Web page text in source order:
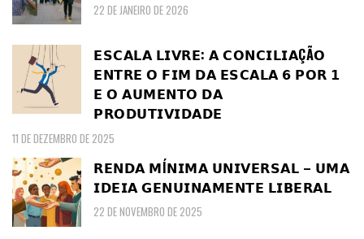
22 DE JANEIRO DE 2026
𝗘𝗦𝗖𝗔𝗟𝗔 𝗟𝗜𝗩𝗥𝗘: 𝗔 𝗖𝗢𝗡𝗖𝗜𝗟𝗜𝗔ÇÃ𝗢
𝗘𝗡𝗧𝗥𝗘 𝗢 𝗙𝗜𝗠 𝗗𝗔 𝗘𝗦𝗖𝗔𝗟𝗔 𝟲 𝗣𝗢𝗥 𝟭
𝗘 𝗢 𝗔𝗨𝗠𝗘𝗡𝗧𝗢 𝗗𝗔
𝗣𝗥𝗢𝗗𝗨𝗧𝗜𝗩𝗜𝗗𝗔𝗗𝗘
11 DE DEZEMBRO DE 2025
𝗥𝗘𝗡𝗗𝗔 𝗠Í𝗡𝗜𝗠𝗔 𝗨𝗡𝗜𝗩𝗘𝗥𝗦𝗔𝗟 – 𝗨𝗠𝗔
𝗜𝗗𝗘𝗜𝗔 𝗚𝗘𝗡𝗨𝗜𝗡𝗔𝗠𝗘𝗡𝗧𝗘 𝗟𝗜𝗕𝗘𝗥𝗔𝗟
22 DE NOVEMBRO DE 2025